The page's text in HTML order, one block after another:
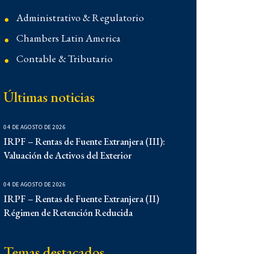
Administrativo & Regulatorio
Chambers Latin America
Contable & Tributario
Corporativo
Demo
Derecho Administrativo
IFLR 1000
Institucionales
Laboral
Latin Lawyer 250
Últimas noticias
04 DE AGOSTO DE 2026
IRPF – Rentas de Fuente Extranjera (III):
Valuación de Activos del Exterior
04 DE AGOSTO DE 2026
IRPF – Rentas de Fuente Extranjera (II)
Régimen de Retención Reducida